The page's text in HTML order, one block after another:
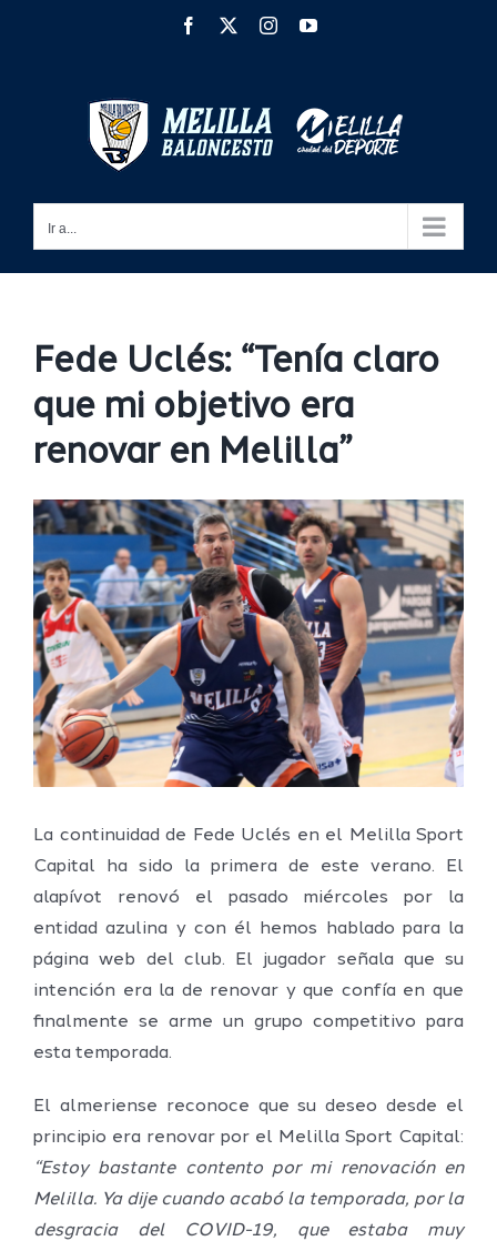
Facebook InstagramYouTube
Ir a...
Fede Uclés: “Tenía claro
que mi objetivo era
renovar en Melilla”
Ver
imagen
más
grande
La continuidad de Fede Uclés en el Melilla Sport
Capital ha sido la primera de este verano. El
alapívot renovó el pasado miércoles por la
entidad azulina y con él hemos hablado para la
página web del club. El jugador señala que su
intención era la de renovar y que confía en que
finalmente se arme un grupo competitivo para
esta temporada.
El almeriense reconoce que su deseo desde el
principio era renovar por el Melilla Sport Capital:
“Estoy bastante contento por mi renovación en
Melilla. Ya dije cuando acabó la temporada, por la
desgracia del COVID-19, que estaba muy